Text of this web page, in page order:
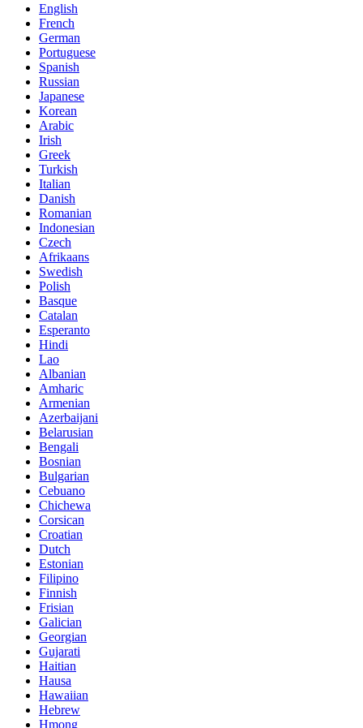
English
French
German
Portuguese
Spanish
Russian
Japanese
Korean
Arabic
Irish
Greek
Turkish
Italian
Danish
Romanian
Indonesian
Czech
Afrikaans
Swedish
Polish
Basque
Catalan
Esperanto
Hindi
Lao
Albanian
Amharic
Armenian
Azerbaijani
Belarusian
Bengali
Bosnian
Bulgarian
Cebuano
Chichewa
Corsican
Croatian
Dutch
Estonian
Filipino
Finnish
Frisian
Galician
Georgian
Gujarati
Haitian
Hausa
Hawaiian
Hebrew
Hmong